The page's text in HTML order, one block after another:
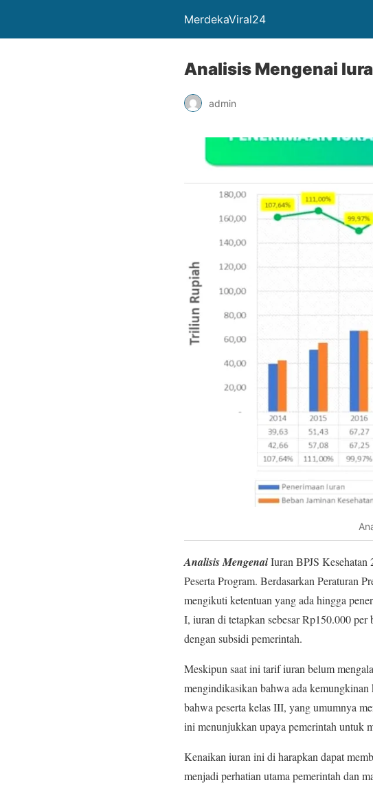
MerdekaViral24
Analisis Mengenai
admin
Analisis MengenaiIuran BPJS
Peserta Program. Berdasarkan Peraturan
mengikuti ketentuan yang ada hingga
I, iuran di tetapkan sebesar Rp150.000
dengan subsidi pemerintah.
Meskipun saat ini tarif iuran belum
mengindikasikan bahwa ada
bahwa peserta kelas III, yang umumnya
ini menunjukkan upaya pemerintah untuk
Kenaikan iuran ini di harapkan dapat
menjadi perhatian utama pemerintah dan